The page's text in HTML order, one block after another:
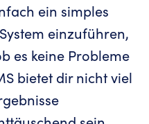
ein simples
einzuführen,
es keine Probleme
bietet dir nicht viel